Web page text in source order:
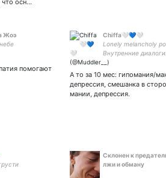
что осн…
Жоэ
помогают
Chiffa🤍💙🤍
Lonely melancholy
Внутренние
ли вам сюда надо?
много. F60.3, F31,
гендерные
Спб.
А то за 10 мес: гипомания/
депрессия, смешанка в
мании, депрессия.
Склонен к
лжи и обману